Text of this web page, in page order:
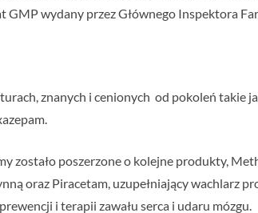
wydany przez Głównego Inspektora
znanych i cenionych od pokoleń takie
poszerzone o kolejne produkty,
oraz Piracetam, uzupełniający wachlarz
i terapii zawału serca i udaru mózgu.